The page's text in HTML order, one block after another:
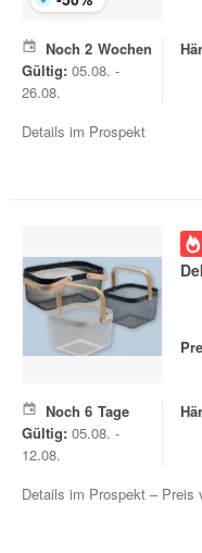
Noch 2 Wochen
Gültig: 05.08. -
26.08.
Details im Prospekt
Noch 6 Tage
Gültig: 05.08. -
12.08.
Details im Prospekt – Preis